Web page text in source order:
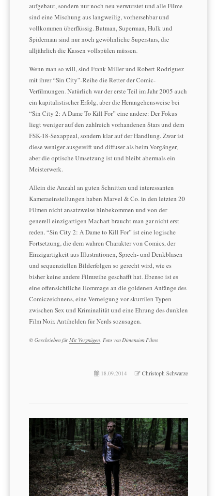
aufgebaut, sondern nur noch neu verwurstet und alle Filme
sind eine Mischung aus langweilig, vorhersehbar und
vollkommen überflüssig. Batman, Superman, Hulk und
Spiderman sind nur noch gewöhnliche Superstars, die
alljährlich die Kassen vollspülen müssen.
Wenn man so will, sind Frank Miller und Robert Rodriguez
mit ihrer “Sin City”-Reihe die Retter der Comic-
Verfilmungen. Natürlich war der erste Teil im Jahr 2005 auch
ein kapitalistischer Erfolg, aber die Herangehensweise bei
“Sin City 2: A Dame To Kill For” eine andere: Der Fokus
liegt weniger auf den zahlreich vorhandenen Stars und dem
FSK-18-Sexappeal, sondern klar auf der Handlung. Zwar ist
diese weniger ausgereift und diffuser als beim Vorgänger,
aber die optische Umsetzung ist und bleibt abermals ein
Meisterwerk.
Allein die Anzahl an guten Schnitten und interessanten
Kameraeinstellungen haben Marvel & Co. in den letzten 20
Filmen nicht ansatzweise hinbekommen und von der
generell einzigartigen Machart braucht man gar nicht erst
reden. “Sin City 2: A Dame to Kill For” ist eine logische
Fortsetzung, die dem wahren Charakter von Comics, der
Einzigartigkeit aus Illustrationen, Sprech- und Denkblasen
und sequenziellen Bilderfolgen so gerecht wird, wie es
bisher keine andere Filmreihe geschafft hat. Ebenso ist es
eine offensichtliche Hommage an die goldenen Anfänge des
Comiczeichnens, eine Verneigung vor skurrilen Typen
zwischen Sex und Kriminalität und eine Ehrung des dunklen
Film Noir. Antihelden für Nerds sozusagen.
© Geschrieben fürMit Vergnügen, Foto von Dimension Films
18.09.2014 Christoph Schwarze